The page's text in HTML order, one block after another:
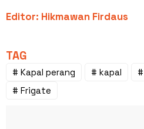
Editor: Hikmawan Firdaus
TAG
# Kapal perang # kapal
# Frigate